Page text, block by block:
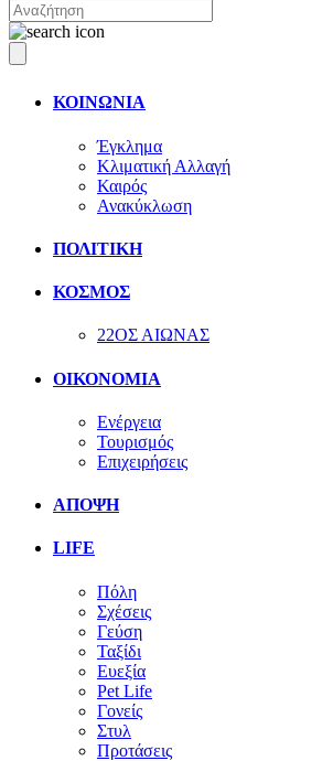
ΚΟΙΝΩΝΙΑ
Έγκλημα
Κλιματική Αλλαγή
Καιρός
Ανακύκλωση
ΠΟΛΙΤΙΚΗ
ΚΟΣΜΟΣ
22ΟΣ ΑΙΩΝΑΣ
ΟΙΚΟΝΟΜΙΑ
Ενέργεια
Τουρισμός
Επιχειρήσεις
ΑΠΟΨΗ
LIFE
Πόλη
Σχέσεις
Γεύση
Ταξίδι
Ευεξία
Pet Life
Γονείς
Στυλ
Προτάσεις